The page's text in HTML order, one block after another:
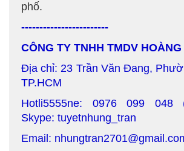
phố.
------------------------
CÔNG TY TNHH TMDV
Địa chỉ: 23 Trần Văn Đang,
TP.HCM
Hotli5555ne: 0976 099 048
Skype: tuyetnhung_tran
Email: